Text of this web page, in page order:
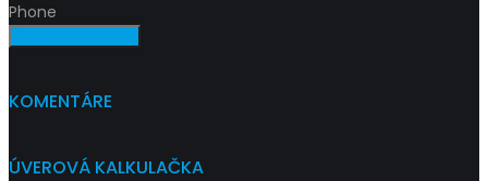
Phone
KOMENTÁRE
ÚVEROVÁ KALKULAČKA